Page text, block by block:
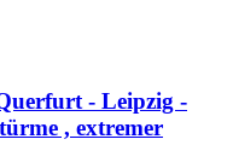
- Leipzig -
, extremer